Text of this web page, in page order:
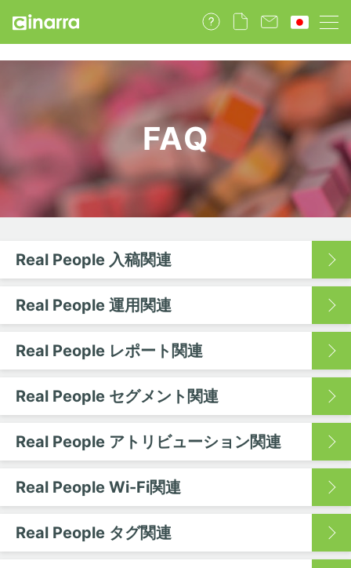
FAQ
Real People 入稿関連
Real People 運用関連
Real People レポート関連
Real People セグメント関連
Real People アトリビューション関連
Real People Wi-Fi関連
Real People タグ関連